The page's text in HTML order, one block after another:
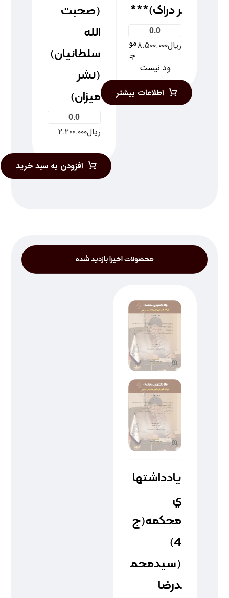
ر دراک)***
0.0
ریال۸.۵۰۰.۰۰۰مو
ج
ود نیست
اطلاعات بیشتر
(صحبت
الله
سلطانيان)
(نشر
ميزان)
0.0
ریال۲.۲۰۰.۰۰۰
افزودن به سبد خرید
محصولات اخیرا بازدید شده
يادداشتها
ي
محکمه(ج
4)
(سيدمحم
درضا